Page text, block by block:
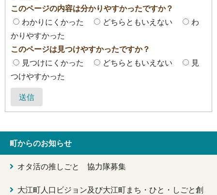
このページの内容は分かりやすかったですか？
わかりにくかった
どちらともいえない
わ
かりやすかった
このページは見つけやすかったですか？
見つけにくかった
どちらともいえない
見
つけやすかった
送信
町からのお知らせ
オタ活の推しごと 協力隊募集
大江町人口ビジョン及び大江町まち・ひと・しごと創